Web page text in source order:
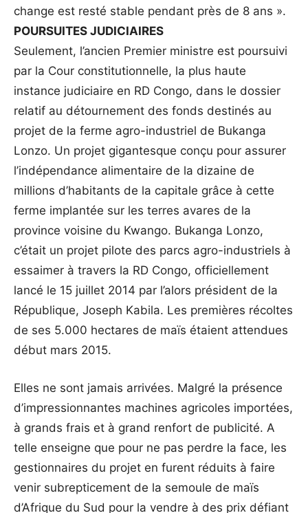
change est resté stable pendant près de 8 ans ».
POURSUITES JUDICIAIRES
Seulement, l’ancien Premier ministre est poursuivi
par la Cour constitutionnelle, la plus haute
instance judiciaire en RD Congo, dans le dossier
relatif au détournement des fonds destinés au
projet de la ferme agro-industriel de Bukanga
Lonzo. Un projet gigantesque conçu pour assurer
l’indépendance alimentaire de la dizaine de
millions d’habitants de la capitale grâce à cette
ferme implantée sur les terres avares de la
province voisine du Kwango. Bukanga Lonzo,
c’était un projet pilote des parcs agro-industriels à
essaimer à travers la RD Congo, officiellement
lancé le 15 juillet 2014 par l’alors président de la
République, Joseph Kabila. Les premières récoltes
de ses 5.000 hectares de maïs étaient attendues
début mars 2015.
Elles ne sont jamais arrivées. Malgré la présence
d’impressionnantes machines agricoles importées,
à grands frais et à grand renfort de publicité. A
telle enseigne que pour ne pas perdre la face, les
gestionnaires du projet en furent réduits à faire
venir subrepticement de la semoule de maïs
d’Afrique du Sud pour la vendre à des prix défiant